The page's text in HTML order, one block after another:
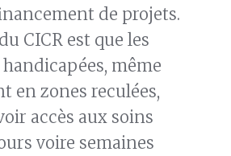
de projets.
CICR est que les
même
en zones reculées,
accès aux soins
voire semaines